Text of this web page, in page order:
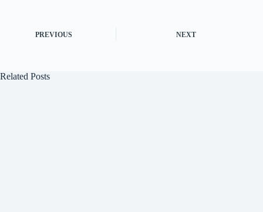
PREVIOUS NEXT
Related Posts